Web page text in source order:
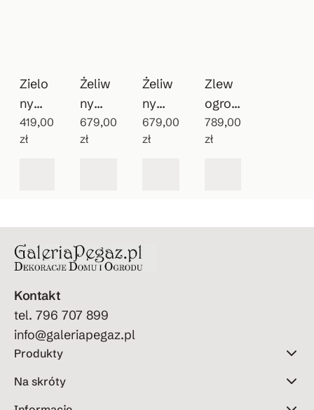
Zielo
ny
wiszą
cy
419,00
zł
Żeliw
ny
patyn
owan
679,00
zł
Żeliw
ny
zlewo
zmyw
679,00
zł
Zlew
ogrod
owy
Vintag
789,00
zł
Kontakt
tel. 796 707 899
info@galeriapegaz.pl
Produkty
Na skróty